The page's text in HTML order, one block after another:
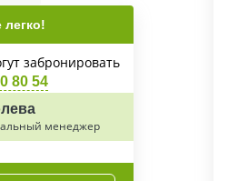
легко!
забронировать
80 54
менеджер